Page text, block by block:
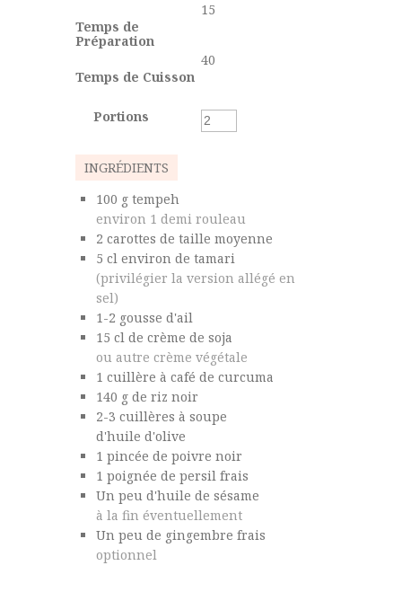
Temps de
Préparation
15
Temps de Cuisson
40
Portions
INGRÉDIENTS
100 g tempeh
environ 1 demi rouleau
2 carottes de taille moyenne
5 cl environ de tamari
(privilégier la version allégé en
sel)
1-2 gousse d'ail
15 cl de crème de soja
ou autre crème végétale
1 cuillère à café de curcuma
140 g de riz noir
2-3 cuillères à soupe
d'huile d'olive
1 pincée de poivre noir
1 poignée de persil frais
Un peu d'huile de sésame
à la fin éventuellement
Un peu de gingembre frais
optionnel